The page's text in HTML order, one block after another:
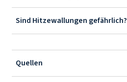
Sind Hitzewallungen gefährlich?
Quellen